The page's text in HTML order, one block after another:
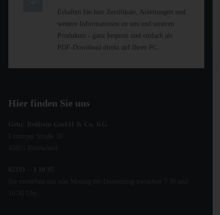
Erhalten Sie hier Zertifikate, Anleitungen und
weitere Informationen zu uns und unseren
Produkten - ganz bequem und einfach als
PDF-Download direkt auf Ihren PC.
Hier finden Sie uns